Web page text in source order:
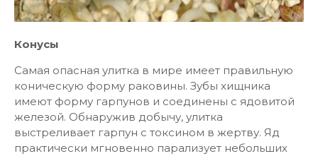
Конусы
Самая опасная улитка в мире имеет правильную
коническую форму раковины. Зубы хищника
имеют форму гарпунов и соединены с ядовитой
железой. Обнаружив добычу, улитка
выстреливает гарпун с токсином в жертву. Яд
практически мгновенно парализует небольших